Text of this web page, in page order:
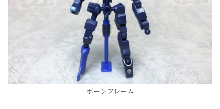
ボーンフレーム